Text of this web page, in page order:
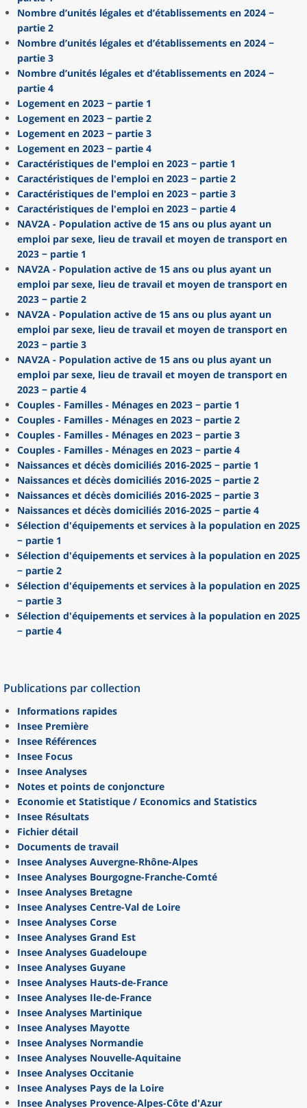
Nombre d’unités légales et d’établissements en 2024 −
partie 2
Nombre d’unités légales et d’établissements en 2024 −
partie 3
Nombre d’unités légales et d’établissements en 2024 −
partie 4
Logement en 2023 − partie 1
Logement en 2023 − partie 2
Logement en 2023 − partie 3
Logement en 2023 − partie 4
Caractéristiques de l'emploi en 2023 − partie 1
Caractéristiques de l'emploi en 2023 − partie 2
Caractéristiques de l'emploi en 2023 − partie 3
Caractéristiques de l'emploi en 2023 − partie 4
NAV2A - Population active de 15 ans ou plus ayant un
emploi par sexe, lieu de travail et moyen de transport en
2023 − partie 1
NAV2A - Population active de 15 ans ou plus ayant un
emploi par sexe, lieu de travail et moyen de transport en
2023 − partie 2
NAV2A - Population active de 15 ans ou plus ayant un
emploi par sexe, lieu de travail et moyen de transport en
2023 − partie 3
NAV2A - Population active de 15 ans ou plus ayant un
emploi par sexe, lieu de travail et moyen de transport en
2023 − partie 4
Couples - Familles - Ménages en 2023 − partie 1
Couples - Familles - Ménages en 2023 − partie 2
Couples - Familles - Ménages en 2023 − partie 3
Couples - Familles - Ménages en 2023 − partie 4
Naissances et décès domiciliés 2016-2025 − partie 1
Naissances et décès domiciliés 2016-2025 − partie 2
Naissances et décès domiciliés 2016-2025 − partie 3
Naissances et décès domiciliés 2016-2025 − partie 4
Sélection d'équipements et services à la population en 2025
− partie 1
Sélection d'équipements et services à la population en 2025
− partie 2
Sélection d'équipements et services à la population en 2025
− partie 3
Sélection d'équipements et services à la population en 2025
− partie 4
Publications par collection
Informations rapides
Insee Première
Insee Références
Insee Focus
Insee Analyses
Notes et points de conjoncture
Economie et Statistique / Economics and Statistics
Insee Résultats
Fichier détail
Documents de travail
Insee Analyses Auvergne-Rhône-Alpes
Insee Analyses Bourgogne-Franche-Comté
Insee Analyses Bretagne
Insee Analyses Centre-Val de Loire
Insee Analyses Corse
Insee Analyses Grand Est
Insee Analyses Guadeloupe
Insee Analyses Guyane
Insee Analyses Hauts-de-France
Insee Analyses Ile-de-France
Insee Analyses Martinique
Insee Analyses Mayotte
Insee Analyses Normandie
Insee Analyses Nouvelle-Aquitaine
Insee Analyses Occitanie
Insee Analyses Pays de la Loire
Insee Analyses Provence-Alpes-Côte d'Azur